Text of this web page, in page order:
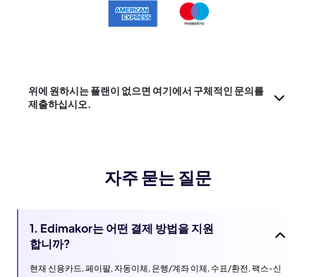
위에 원하시는 플랜이 없으면 여기에서 구체적인 문의를
제출하십시오.
자주 묻는 질문
1. Edimakor는 어떤 결제 방법을 지원
합니까?
현재 신용카드, 페이팔, 자동이체, 은행/계좌 이체, 수표/환전, 팩스-신